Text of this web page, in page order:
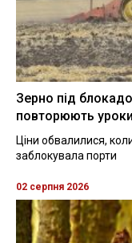
Зерно під
повторюють
Ціни обвалилися,
заблокувала порти
02 серпня 2026